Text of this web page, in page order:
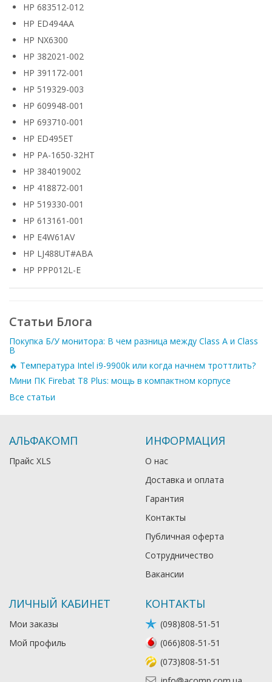
HP 683512-012
HP ED494AA
HP NX6300
HP 382021-002
HP 391172-001
HP 519329-003
HP 609948-001
HP 693710-001
HP ED495ET
HP PA-1650-32HT
HP 384019002
HP 418872-001
HP 519330-001
HP 613161-001
HP E4W61AV
HP LJ488UT#ABA
HP PPP012L-E
Статьи Блога
Покупка Б/У монитора: В чем разница между Class A и Class
B
🔥 Температура Intel i9-9900k или когда начнем троттлить?
Мини ПК Firebat T8 Plus: мощь в компактном корпусе
Все статьи
АЛЬФАКОМП
Прайс XLS
ИНФОРМАЦИЯ
О нас
Доставка и оплата
Гарантия
Контакты
Публичная оферта
Сотрудничество
Вакансии
ЛИЧНЫЙ КАБИНЕТ
Мои заказы
Мой профиль
КОНТАКТЫ
(098)808-51-51
(066)808-51-51
(073)808-51-51